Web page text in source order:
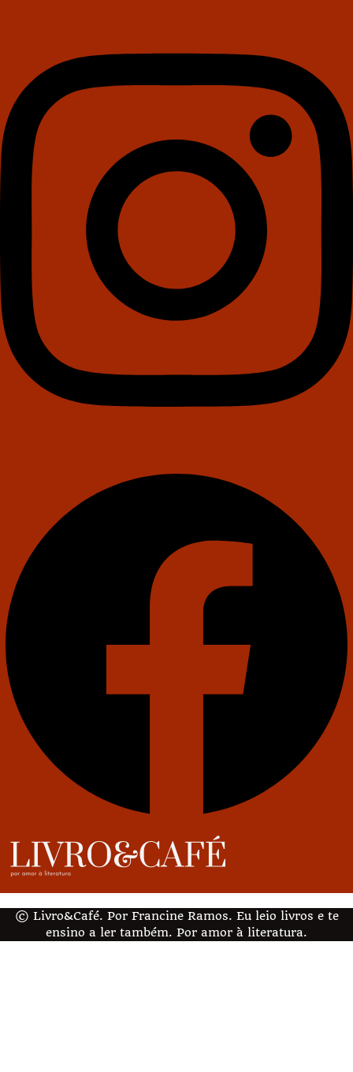
© Livro&Café. Por Francine Ramos. Eu leio livros e te
ensino a ler também. Por amor à literatura.